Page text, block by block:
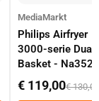
MediaMarkt
Philips Airfryer
3000-serie Dual
Basket -
Dubbele Mand 9
Tot 6 Personen
€ 119,00€ 130,00